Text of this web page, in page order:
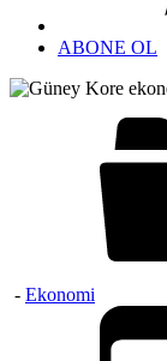
ABONE OL
- Ekonomi